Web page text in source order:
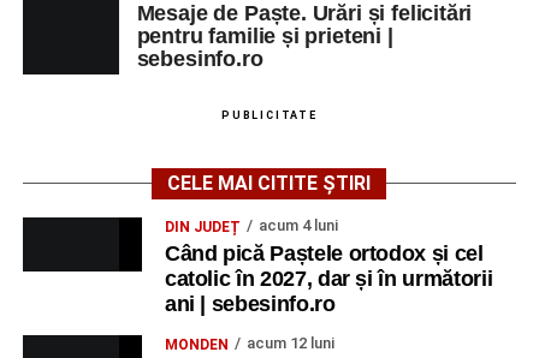
Mesaje de Paște. Urări și felicitări
pentru familie și prieteni |
sebesinfo.ro
PUBLICITATE
CELE MAI CITITE ȘTIRI
DIN JUDEȚ acum 4 luni
Când pică Paștele ortodox și cel
catolic în 2027, dar și în următorii
ani | sebesinfo.ro
MONDEN acum 12 luni